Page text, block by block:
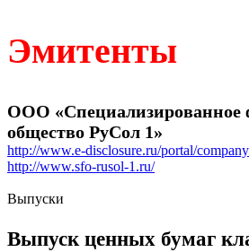
Эмитенты
ООО «Специализированное
общество РуСол 1»
http://www.e-disclosure.ru/portal/
http://www.sfo-rusol-1.ru/
Выпуски
Выпуск ценных бумаг